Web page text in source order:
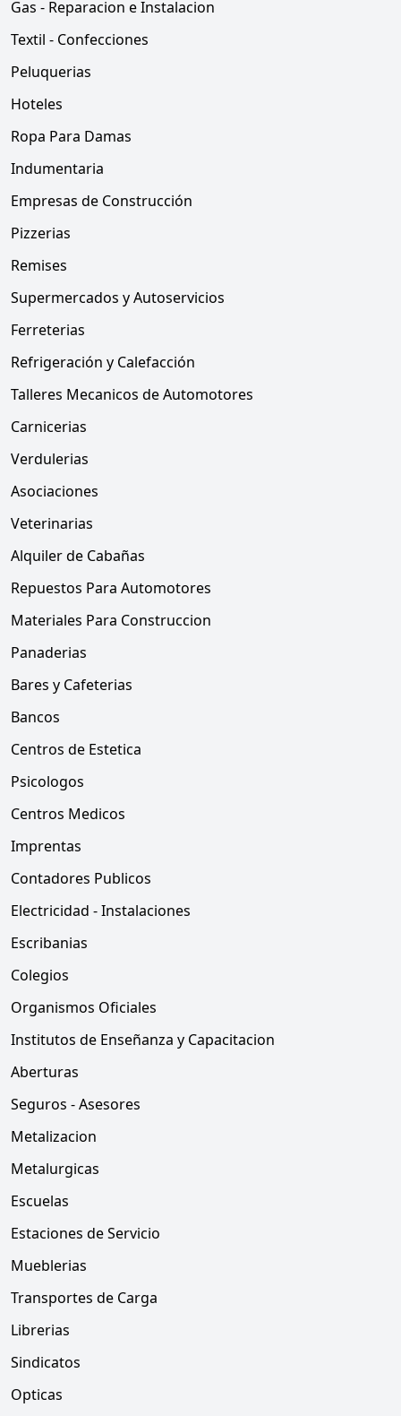
Gas - Reparacion e Instalacion
Textil - Confecciones
Peluquerias
Hoteles
Ropa Para Damas
Indumentaria
Empresas de Construcción
Pizzerias
Remises
Supermercados y Autoservicios
Ferreterias
Refrigeración y Calefacción
Talleres Mecanicos de Automotores
Carnicerias
Verdulerias
Asociaciones
Veterinarias
Alquiler de Cabañas
Repuestos Para Automotores
Materiales Para Construccion
Panaderias
Bares y Cafeterias
Bancos
Centros de Estetica
Psicologos
Centros Medicos
Imprentas
Contadores Publicos
Electricidad - Instalaciones
Escribanias
Colegios
Organismos Oficiales
Institutos de Enseñanza y Capacitacion
Aberturas
Seguros - Asesores
Metalizacion
Metalurgicas
Escuelas
Estaciones de Servicio
Mueblerias
Transportes de Carga
Librerias
Sindicatos
Opticas